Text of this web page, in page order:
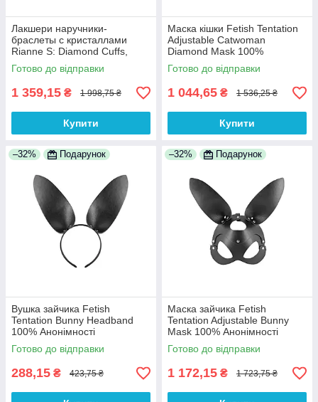
Лакшери наручники-
браслеты с кристаллами
Rianne S: Diamond Cuffs,
подарочная упаковка 100%
Анонімності
Готово до відправки
1 359,15 ₴ 1 998,75 ₴
Купити
Маска кішки Fetish Tentation
Adjustable Catwoman
Diamond Mask 100%
Анонімності
Готово до відправки
1 044,65 ₴ 1 536,25 ₴
Купити
–32% Подарунок
Вушка зайчика Fetish
Tentation Bunny Headband
100% Анонімності
Готово до відправки
288,15 ₴ 423,75 ₴
–32% Подарунок
Маска зайчика Fetish
Tentation Adjustable Bunny
Mask 100% Анонімності
Готово до відправки
1 172,15 ₴ 1 723,75 ₴